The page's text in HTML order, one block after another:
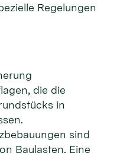
Regelungen
die die
in
sind
Baulasten. Eine